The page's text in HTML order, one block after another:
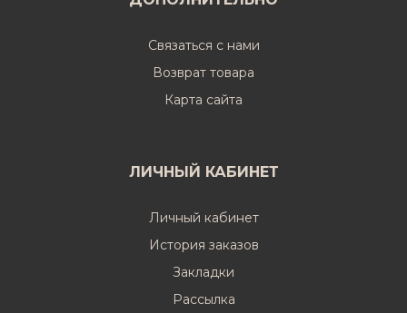
Связаться с нами
Возврат товара
Карта сайта
ЛИЧНЫЙ КАБИНЕТ
Личный кабинет
История заказов
Закладки
Рассылка